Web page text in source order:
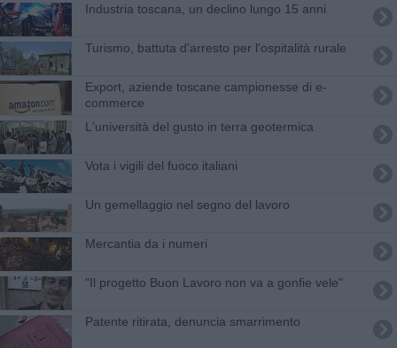
Industria toscana, un declino lungo 15 anni
Turismo, battuta d'arresto per l'ospitalità rurale
Export, aziende toscane campionesse di e-
commerce
L'università del gusto in terra geotermica
Vota i vigili del fuoco italiani
Un gemellaggio nel segno del lavoro
Mercantia da i numeri
"Il progetto Buon Lavoro non va a gonfie vele"
Patente ritirata, denuncia smarrimento